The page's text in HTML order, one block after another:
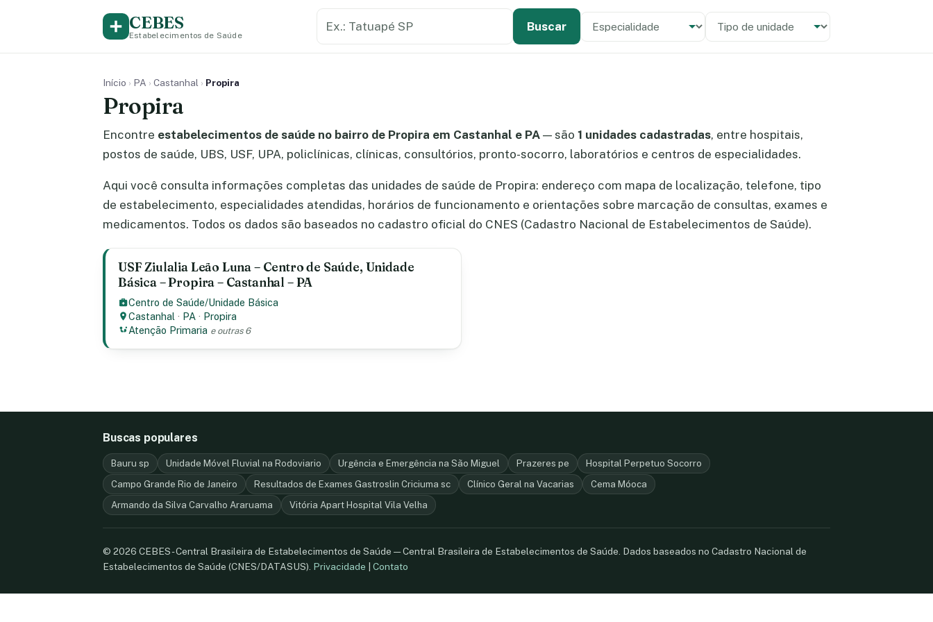
CEBES
Estabelecimentos de Saúde
Buscar Especialidade
Tipo de unidade
Início › PA › Castanhal › Propira
Propira
Encontre estabelecimentos de saúde no bairro de Propira em Castanhal e PA — são 1 unidades cadastradas, entre hospitais,
postos de saúde, UBS, USF, UPA, policlínicas, clínicas, consultórios, pronto-socorro, laboratórios e centros de especialidades.
Aqui você consulta informações completas das unidades de saúde de Propira: endereço com mapa de localização, telefone, tipo
de estabelecimento, especialidades atendidas, horários de funcionamento e orientações sobre marcação de consultas, exames e
medicamentos. Todos os dados são baseados no cadastro oficial do CNES (Cadastro Nacional de Estabelecimentos de Saúde).
USF Ziulalia Leão Luna – Centro de Saúde, Unidade
Básica – Propira – Castanhal – PA
Centro de Saúde/Unidade Básica
Castanhal · PA · Propira
Atenção Primaria e outras 6
Buscas populares
Bauru sp Unidade Móvel Fluvial na Rodoviario Urgência e Emergência na São Miguel Prazeres pe
Hospital Perpetuo Socorro
Campo Grande Rio de Janeiro
Resultados de Exames Gastroslin Criciuma sc Clínico Geral na Vacarias
Cema Móoca
Armando da Silva Carvalho Araruama
Vitória Apart Hospital Vila Velha
© 2026 CEBES - Central Brasileira de Estabelecimentos de Saúde — Central Brasileira de Estabelecimentos de Saúde. Dados baseados no Cadastro Nacional de
Estabelecimentos de Saúde (CNES/DATASUS). Privacidade Contato